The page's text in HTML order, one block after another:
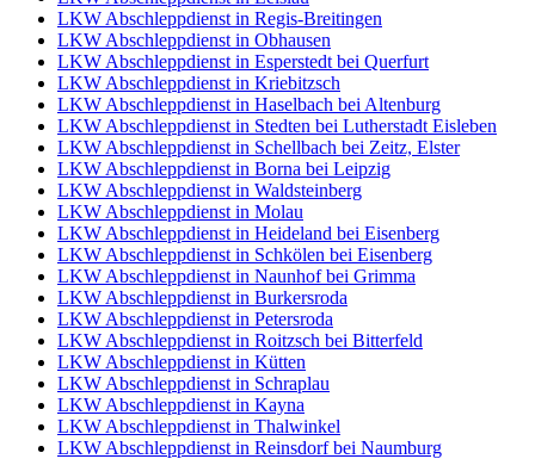
LKW Abschleppdienst in Regis-Breitingen
LKW Abschleppdienst in Obhausen
LKW Abschleppdienst in Esperstedt bei Querfurt
LKW Abschleppdienst in Kriebitzsch
LKW Abschleppdienst in Haselbach bei Altenburg
LKW Abschleppdienst in Stedten bei Lutherstadt Eisleben
LKW Abschleppdienst in Schellbach bei Zeitz, Elster
LKW Abschleppdienst in Borna bei Leipzig
LKW Abschleppdienst in Waldsteinberg
LKW Abschleppdienst in Molau
LKW Abschleppdienst in Heideland bei Eisenberg
LKW Abschleppdienst in Schkölen bei Eisenberg
LKW Abschleppdienst in Naunhof bei Grimma
LKW Abschleppdienst in Burkersroda
LKW Abschleppdienst in Petersroda
LKW Abschleppdienst in Roitzsch bei Bitterfeld
LKW Abschleppdienst in Kütten
LKW Abschleppdienst in Schraplau
LKW Abschleppdienst in Kayna
LKW Abschleppdienst in Thalwinkel
LKW Abschleppdienst in Reinsdorf bei Naumburg